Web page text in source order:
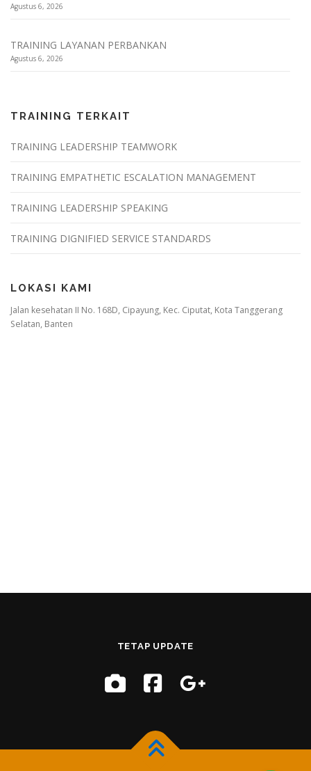
Agustus 6, 2026
TRAINING LAYANAN PERBANKAN
Agustus 6, 2026
TRAINING TERKAIT
TRAINING LEADERSHIP TEAMWORK
TRAINING EMPATHETIC ESCALATION MANAGEMENT
TRAINING LEADERSHIP SPEAKING
TRAINING DIGNIFIED SERVICE STANDARDS
LOKASI KAMI
Jalan kesehatan II No. 168D, Cipayung, Kec. Ciputat, Kota Tanggerang
Selatan, Banten
TETAP UPDATE